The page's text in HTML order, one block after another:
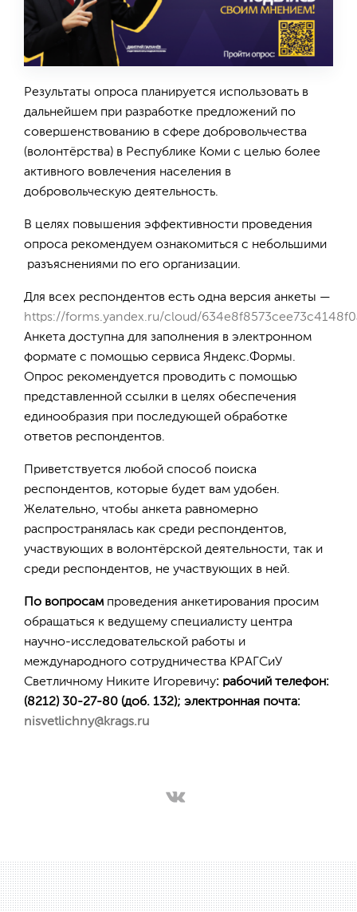
Результаты опроса планируется использовать в
дальнейшем при разработке предложений по
совершенствованию в сфере добровольчества
(волонтёрства) в Республике Коми с целью более
активного вовлечения населения в
добровольческую деятельность.
В целях повышения эффективности проведения
опроса рекомендуем ознакомиться с небольшими
разъяснениями по его организации.
Для всех респондентов есть одна версия анкеты —
https://forms.yandex.ru/cloud/
Анкета доступна для заполнения в электронном
формате с помощью сервиса Яндекс.Формы.
Опрос рекомендуется проводить с помощью
представленной ссылки в целях обеспечения
единообразия при последующей обработке
ответов респондентов.
Приветствуется любой способ поиска
респондентов, которые будет вам удобен.
Желательно, чтобы анкета равномерно
распространялась как среди респондентов,
участвующих в волонтёрской деятельности, так и
среди респондентов, не участвующих в ней.
По вопросампроведения анкетирования просим
обращаться к ведущему специалисту центра
научно-исследовательской работы и
международного сотрудничества КРАГСиУ
Светличному Никите Игоревичу: рабочий телефон:
(8212) 30-27-80 (доб. 132); электронная почта:
nisvetlichny@krags.ru